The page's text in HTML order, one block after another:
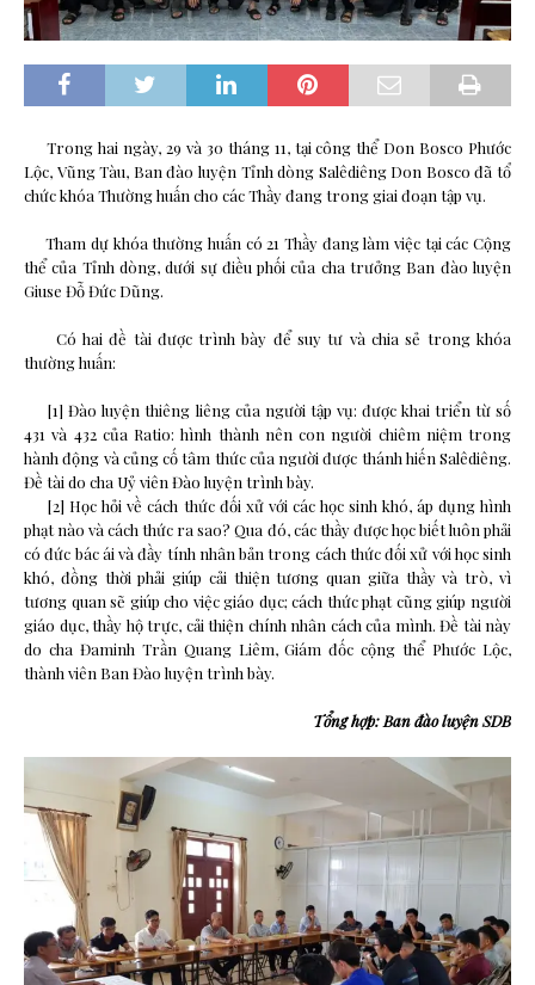
Trong hai ngày, 29 và 30 tháng 11, tại công thể Don Bosco Phước
Lộc, Vũng Tàu, Ban đào luyện Tỉnh dòng Salêdiêng Don Bosco đã tổ
chức khóa Thường huấn cho các Thầy đang trong giai đoạn tập vụ.
Tham dự khóa thường huấn có 21 Thầy đang làm việc tại các Cộng
thể của Tỉnh dòng, dưới sự điều phối của cha trưởng Ban đào luyện
Giuse Đỗ Đức Dũng.
Có hai đề tài được trình bày để suy tư và chia sẻ trong khóa
thường huấn:
[1] Đào luyện thiêng liêng của người tập vụ: được khai triển từ số
431 và 432 của Ratio: hình thành nên con người chiêm niệm trong
hành động và củng cố tâm thức của người được thánh hiến Salêdiêng.
Đề tài do cha Uỷ viên Đào luyện trình bày.
[2] Học hỏi về cách thức đối xử với các học sinh khó, áp dụng hình
phạt nào và cách thức ra sao? Qua đó, các thầy được học biết luôn phải
có đức bác ái và đầy tính nhân bản trong cách thức đối xử với học sinh
khó, đồng thời phải giúp cải thiện tương quan giữa thầy và trò, vì
tương quan sẽ giúp cho việc giáo dục; cách thức phạt cũng giúp người
giáo dục, thầy hộ trực, cải thiện chính nhân cách của mình. Đề tài này
do cha Đaminh Trần Quang Liêm, Giám đốc cộng thể Phước Lộc,
thành viên Ban Đào luyện trình bày.
Tổng hợp: Ban đào luyện SDB